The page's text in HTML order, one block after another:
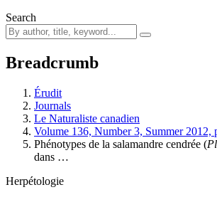
Search
Breadcrumb
Érudit
Journals
Le Naturaliste canadien
Volume 136, Number 3, Summer 2012,
Phénotypes de la salamandre cendrée (
dans …
Herpétologie